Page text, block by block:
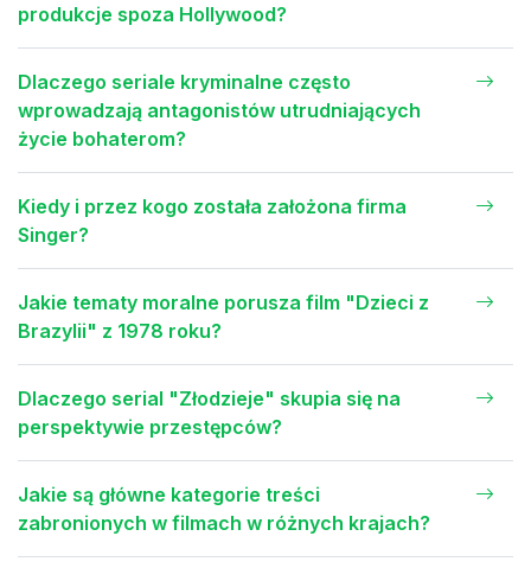
produkcje spoza Hollywood?
Dlaczego seriale kryminalne często
wprowadzają antagonistów utrudniających
życie bohaterom?
Kiedy i przez kogo została założona firma
Singer?
Jakie tematy moralne porusza film "Dzieci z
Brazylii" z 1978 roku?
Dlaczego serial "Złodzieje" skupia się na
perspektywie przestępców?
Jakie są główne kategorie treści
zabronionych w filmach w różnych krajach?